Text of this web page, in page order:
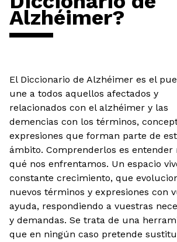
Alzhéimer?
El Diccionario de Alzhéimer es el
une a todos aquellos afectados y
relacionados con el alzhéimer y las
demencias con los términos,
expresiones que forman parte de
ámbito. Comprenderlos es entender
qué nos enfrentamos. Un espacio
constante crecimiento, que
nuevos términos y expresiones con
ayuda, respondiendo a vuestras
y demandas. Se trata de una
que en ningún caso pretende